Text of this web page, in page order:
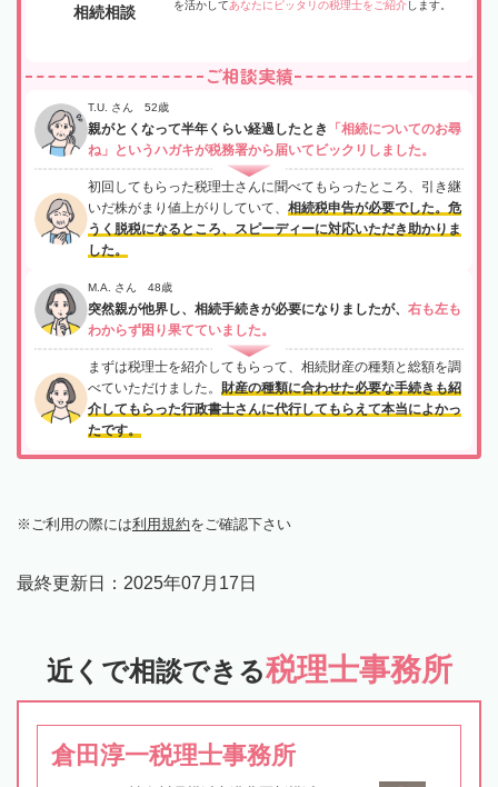
相続相談 を活かしてあなたにピッタリの税理士をご紹介 します。
ご相談実績
T.U. さん 52歳
親がとくなって半年くらい経過したとき
「相続についてのお尋
ね」というハガキが税務署から届いてビックリしました。
初回してもらった税理士さんに聞べてもらったところ、引き継
いだ株がまり値上がりしていて、 相続税申告が必要でした。危
うく脱税になるところ、スピーディーに対応いただき助かりま
した。
M.A. さん 48歳
突然親が他界し、相続手続きが必要になりましたが、 右も左も
わからず困り果てていました。
まずは税理士を紹介してもらって、相続財産の種類と総額を調
べていただけました。 財産の種類に合わせた必要な手続きも紹
介してもらった行政書士さんに代行してもらえて本当によかっ
たです。
ご利用の際には利用規約をご確認下さい
最終更新日： 2025年07月17日
近くで相談できる税理士事務所
倉田淳一税理士事務所